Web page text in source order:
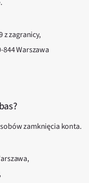
z zagranicy,
Warszawa
zamknięcia konta.